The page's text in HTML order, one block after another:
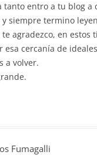
tanto entro a tu blog a
siempre termino
te agradezco, en estos
esa cercanía de
a volver.
Fumagalli